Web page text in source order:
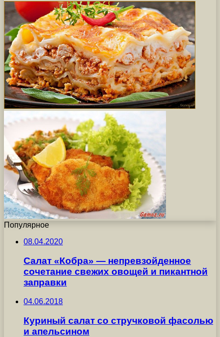
Популярное
08.04.2020
Салат «Кобра» — непревзойденное
сочетание свежих овощей и пикантной
заправки
04.06.2018
Куриный салат со стручковой фасолью
и апельсином